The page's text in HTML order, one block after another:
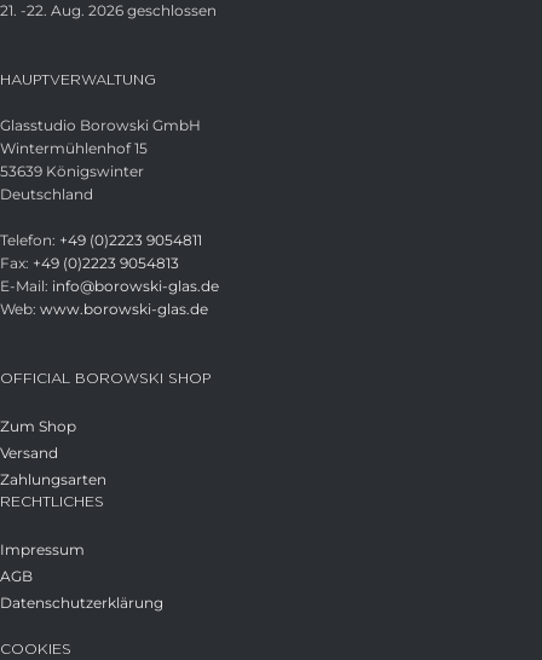
21. -22. Aug. 2026 geschlossen
HAUPTVERWALTUNG
Glasstudio Borowski GmbH
Wintermühlenhof 15
53639 Königswinter
Deutschland
Telefon: +49 (0)2223 9054811
Fax: +49 (0)2223 9054813
E-Mail: info@borowski-glas.de
Web: www.borowski-glas.de
OFFICIAL BOROWSKI SHOP
Zum Shop
Versand
Zahlungsarten
RECHTLICHES
Impressum
AGB
Datenschutzerklärung
COOKIES